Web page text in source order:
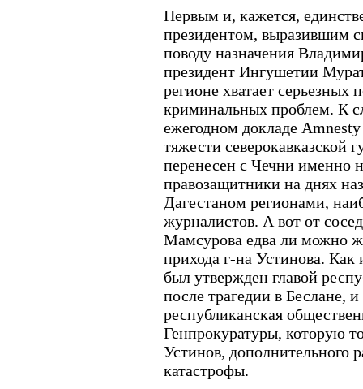
Первым и, кажется,
президентом, выразившим
поводу назначения
президент Ингушетии
регионе хватает серьезных
криминальных проблем. К
ежегодном докладе
тяжести северокавказской
перенесен с Чечни именно
правозащитники на днях
Дагестаном регионами,
журналистов. А вот от
Мамсурова едва ли можно
прихода г-на Устинова.
был утвержден главой
после трагедии в Беслане,
республиканская
Генпрокуратуры, которую
Устинов, дополнительного
катастрофы.